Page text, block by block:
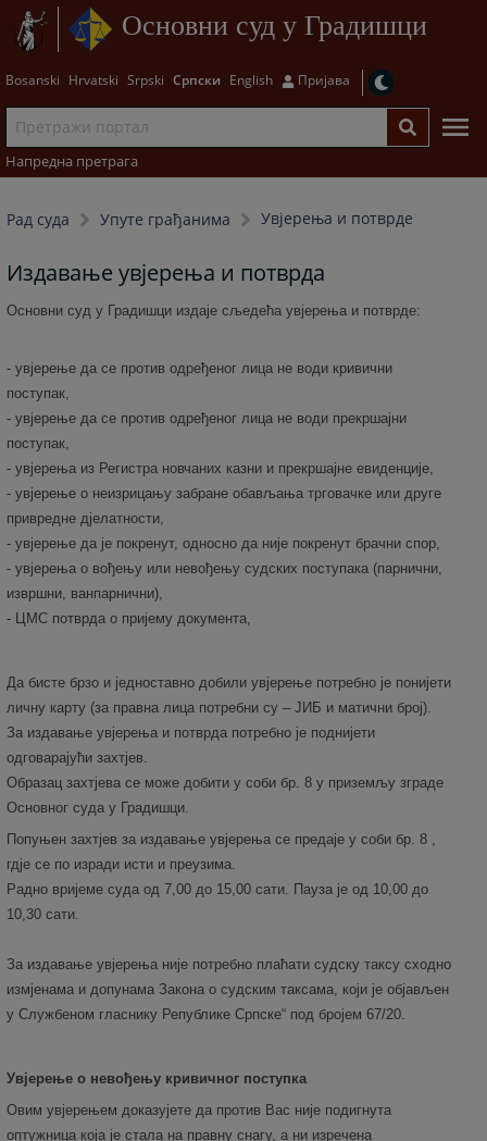
Основни суд у Градишци
Bosanski Hrvatski Srpski Српски English Пријава
Напредна претрага
Рад суда Упуте грађанима Увјерења и потврде
Издавање увјерења и потврда
Основни суд у Градишци издаје сљедећа увјерења и потврде:
- увјерење да се против одређеног лица не води кривични
поступак,
- увјерење да се против одређеног лица не води прекршајни
поступак,
- увјерења из Регистра новчаних казни и прекршајне евиденције,
- увјерење о неизрицању забране обављања трговачке или друге
привредне дјелатности,
- увјерење да је покренут, односно да није покренут брачни спор,
- увјерења о вођењу или невођењу судских поступака (парнични,
извршни, ванпарнични),
- ЦМС потврда о пријему документа,
Да бисте брзо и једноставно добили увјерење потребно је понијети
личну карту (за правна лица потребни су – ЈИБ и матични број).
За издавање увјерења и потврда потребно је поднијети
одговарајући захтјев.
Образац захтјева се може добити у соби бр. 8 у приземљу зграде
Основног суда у Градишци.
Попуњен захтјев за издавање увјерења се предаје у соби бр. 8 ,
гдје се по изради исти и преузима.
Радно вријеме суда од 7,00 до 15,00 сати. Пауза је од 10,00 до
10,30 сати.
За издавање увјерења није потребно плаћати судску таксу сходно
измјенама и допунама Закона о судским таксама, који је објављен
у Службеном гласнику Републике Српске“ под бројем 67/20.
Увјерење о невођењу кривичног поступка
Овим увјерењем доказујете да против Вас није подигнута
оптужница која је стала на правну снагу, а ни изречена